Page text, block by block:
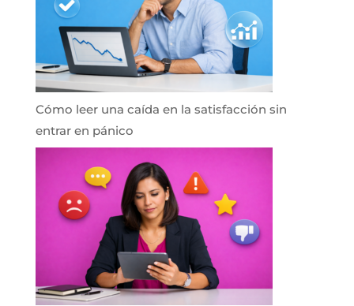
Cómo leer una caída en la satisfacción sin
entrar en pánico